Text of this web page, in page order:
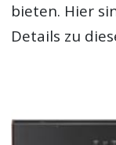
bieten. Hier
Details zu